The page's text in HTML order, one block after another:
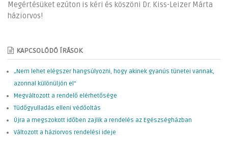
Megértésüket ezúton is kéri és köszöni Dr. Kiss-Leizer Márta
háziorvos!
KAPCSOLÓDÓ ÍRÁSOK
„Nem lehet elégszer hangsúlyozni, hogy akinek gyanús tünetei vannak,
azonnal különüljön el”
Megváltozott a rendelő elérhetősége
Tüdőgyulladás elleni védőoltás
Újra a megszokott időben zajlik a rendelés az Egészségházban
Változott a háziorvos rendelési ideje